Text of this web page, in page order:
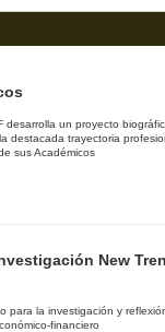
desarrolla un proyecto
destacada trayectoria
sus Académicos
New
para la investigación y
financiero